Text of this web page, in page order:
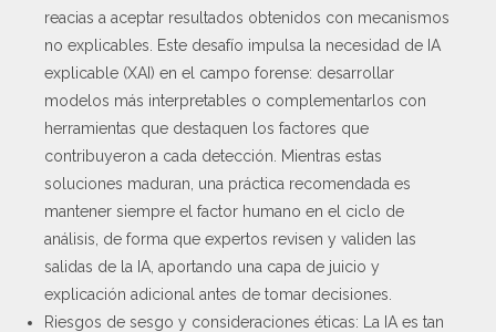
reacias a aceptar resultados obtenidos con mecanismos
no explicables. Este desafío impulsa la necesidad de IA
explicable (XAI) en el campo forense: desarrollar
modelos más interpretables o complementarlos con
herramientas que destaquen los factores que
contribuyeron a cada detección. Mientras estas
soluciones maduran, una práctica recomendada es
mantener siempre el factor humano en el ciclo de
análisis, de forma que expertos revisen y validen las
salidas de la IA, aportando una capa de juicio y
explicación adicional antes de tomar decisiones.
Riesgos de sesgo y consideraciones éticas: La IA es tan